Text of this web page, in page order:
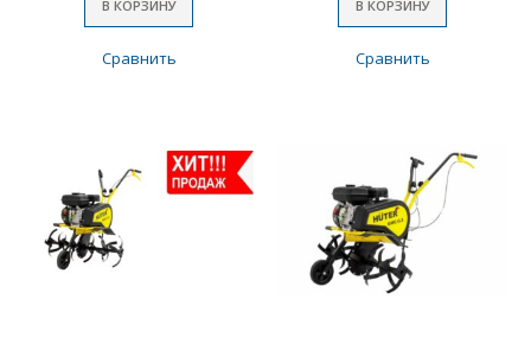
В КОРЗИНУ
Сравнить
В КОРЗИНУ
Сравнить